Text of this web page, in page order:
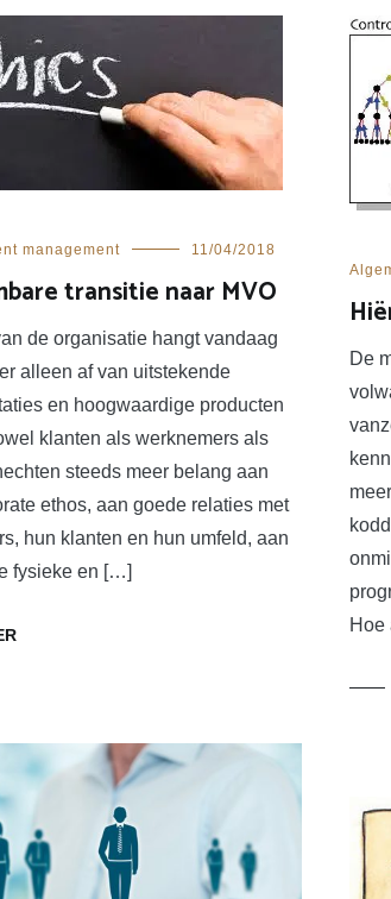
management 11/04/2018
transitie naar MVO
de organisatie hangt vandaag
alleen af van uitstekende
en hoogwaardige producten
klanten als werknemers als
steeds meer belang aan
ethos, aan goede relaties met
hun klanten en hun umfeld, aan
fysieke en […]
De